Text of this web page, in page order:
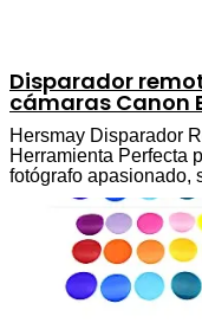
Disparador
cámaras Canon
Hersmay Disparador
Herramienta Perfecta
fotógrafo apasionado,